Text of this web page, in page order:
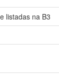
listadas na B3